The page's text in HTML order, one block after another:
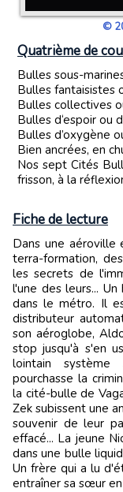
©
Quatrième de
Bulles sous-
Bulles fantaisistes
Bulles collectives
Bulles d‘espoir ou
Bulles d’oxygène
Bien ancrées, en
Nos sept Cités
frisson, à la
Fiche de lecture
Dans une aéroville en orbite au-dessus de Vénus en pleine
terra-formation,
les secrets de
l'une des leurs...
dans le métro. Il
distributeur
son aéroglobe,
stop jusqu'à s'en
lointain système
pourchasse la
la cité-bulle de
Zek subissent une
souvenir de leur
effacé... La jeune
dans une bulle
Un frère qui a lu
entraîner sa sœur